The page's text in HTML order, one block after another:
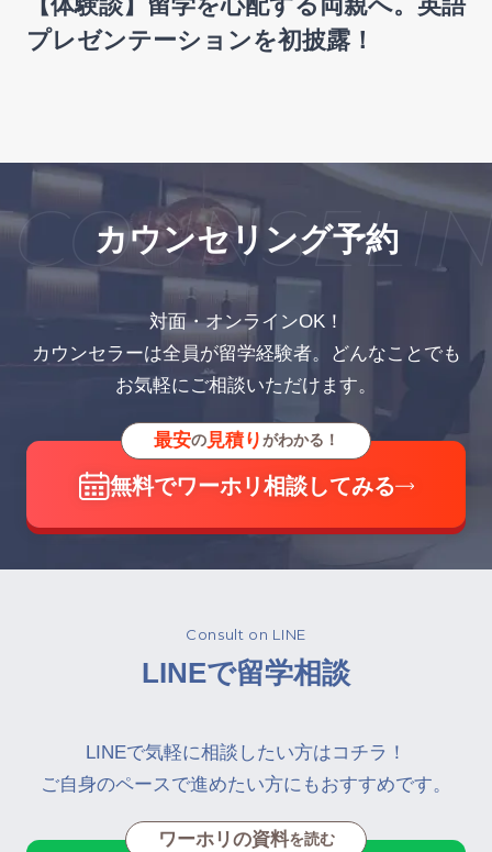
プレゼンテーションを初披露！
カウンセリング予約
対面・オンラインOK！
カウンセラーは全員が留学経験者。どんなことでも
お気軽にご相談いただけます。
最安の見積りがわかる！
無料でワーホリ相談してみる
Consult on LINE
LINEで留学相談
LINEで気軽に相談したい方はコチラ！
ご自身のペースで進めたい方にもおすすめです。
ワーホリの資料を読む